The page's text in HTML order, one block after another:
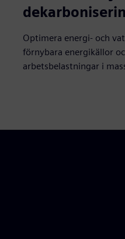
Optimera energi- och
förnybara energikällor
arbetsbelastningar i